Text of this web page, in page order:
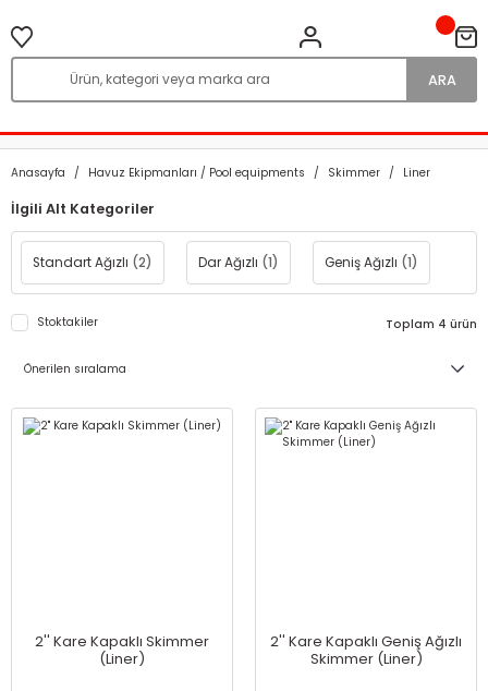
ARA
Anasayfa Havuz Ekipmanları / Pool equipments Skimmer Liner
İlgili Alt Kategoriler
Standart Ağızlı (2) Dar Ağızlı (1) Geniş Ağızlı (1)
Stoktakiler Toplam 4 ürün
2'' Kare Kapaklı Skimmer
(Liner)
2'' Kare Kapaklı Geniş Ağızlı
Skimmer (Liner)